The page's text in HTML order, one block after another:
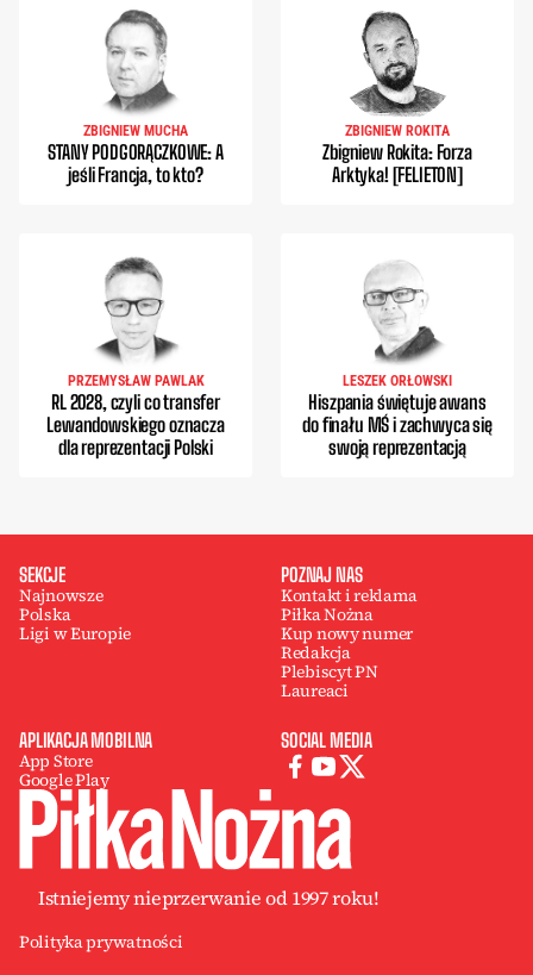
ZBIGNIEW MUCHA
STANY PODGORĄCZKOWE: A
jeśli Francja, to kto?
ZBIGNIEW ROKITA
Zbigniew Rokita: Forza
Arktyka! [FELIETON]
PRZEMYSŁAW PAWLAK
RL 2028, czyli co transfer
Lewandowskiego oznacza
dla reprezentacji Polski
LESZEK ORŁOWSKI
Hiszpania świętuje awans
do finału MŚ i zachwyca się
swoją reprezentacją
SEKCJE
Najnowsze
Polska
Ligi w Europie
POZNAJ NAS
Kontakt i reklama
Piłka Nożna
Kup nowy numer
Redakcja
Plebiscyt PN
Laureaci
APLIKACJA MOBILNA
App Store
Google Play
SOCIAL MEDIA
Istniejemy nieprzerwanie od 1997 roku!
Polityka prywatności